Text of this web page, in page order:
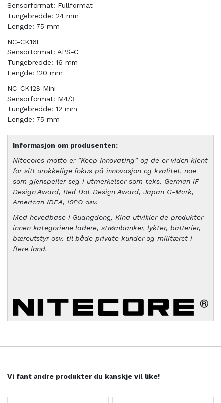
Sensorformat: Fullformat
Tungebredde: 24 mm
Lengde: 75 mm
NC-CK16L
Sensorformat: APS-C
Tungebredde: 16 mm
Lengde: 120 mm
NC-CK12S Mini
Sensorformat: M4/3
Tungebredde: 12 mm
Lengde: 75 mm
Informasjon om produsenten:
Nitecores motto er "Keep Innovating" og de er viden kjent
for sitt urokkelige fokus på innovasjon og kvalitet, noe
som gjenspeiler seg i utmerkelser som f.eks. German iF
Design Award, Red Dot Design Award, Japan G-Mark,
American IDEA, ISPO osv.
Med hovedbase i Guangdong, Kina utvikler de produkter
innen kategoriene ladere, strømbanker, lykter, batterier,
bæreutstyr osv. til både private kunder og militæret i
flere land.
Vi fant andre produkter du kanskje vil like!